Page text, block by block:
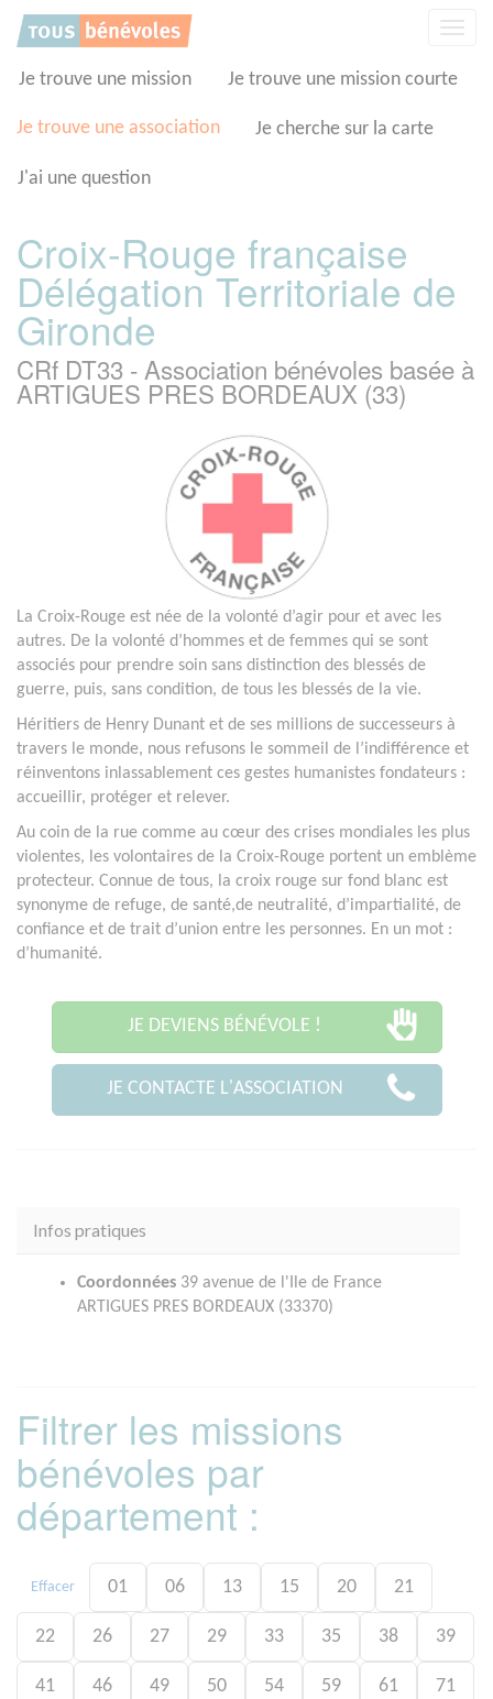
Je trouve une mission Je trouve une mission courte
Je trouve une association Je cherche sur la carte
J'ai une question
Croix-Rouge française
Délégation Territoriale de
Gironde
CRf DT33 - Association bénévoles basée à
ARTIGUES PRES BORDEAUX (33)
La Croix-Rouge est née de la volonté d’agir pour et avec les
autres. De la volonté d’hommes et de femmes qui se sont
associés pour prendre soin sans distinction des blessés de
guerre, puis, sans condition, de tous les blessés de la vie.
Héritiers de Henry Dunant et de ses millions de successeurs à
travers le monde, nous refusons le sommeil de l’indifférence et
réinventons inlassablement ces gestes humanistes fondateurs :
accueillir, protéger et relever.
Au coin de la rue comme au cœur des crises mondiales les plus
violentes, les volontaires de la Croix-Rouge portent un emblème
protecteur. Connue de tous, la croix rouge sur fond blanc est
synonyme de refuge, de santé,de neutralité, d’impartialité, de
confiance et de trait d’union entre les personnes. En un mot :
d’humanité.
JE DEVIENS BÉNÉVOLE !
JE CONTACTE L'ASSOCIATION
Infos pratiques
Coordonnées 39 avenue de l'Ile de France
ARTIGUES PRES BORDEAUX (33370)
Filtrer les missions
bénévoles par
département :
Effacer 01 06 13 15 20 21
22 26 27 29 33 35 38 39
41 46 49 50 54 59 61 71
Panneau de gestion des cookies